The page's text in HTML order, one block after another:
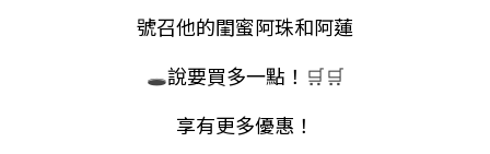
號召他的閨蜜阿珠和阿蓮
🕳說要買多一點！ 🛒🛒
享有更多優惠！